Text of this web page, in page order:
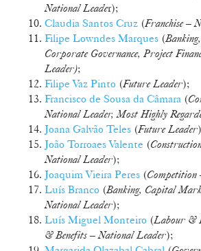
National Leader);
Claudia Santos Cruz (Franchise –
Filipe Lowndes Marques (
Corporate Governance, Project
Leader);
Filipe Vaz Pinto (Future Leader);
Francisco de Sousa da Câmara (
National Leader, Most Highly
Joana Galvão Teles (Future Leader
João Torroaes Valente (
National Leader);
Joaquim Vieira Peres (
Luís Branco (Banking, Capital
National Leader);
Luís Miguel Monteiro (Labour &
& Benefits – National Leader);